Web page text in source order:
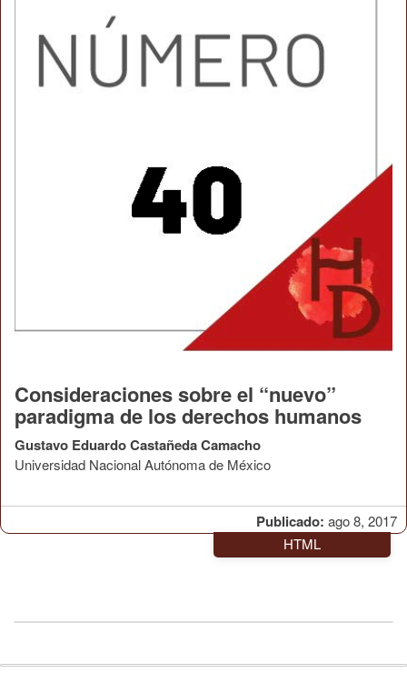
Publicado: ago 8, 2017
Consideraciones sobre el “nuevo”
paradigma de los derechos humanos
Gustavo Eduardo Castañeda Camacho
Universidad Nacional Autónoma de México
HTML